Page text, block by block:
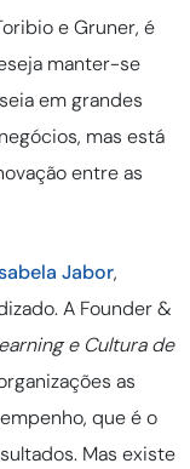
e Gruner, é
manter-se
em grandes
mas está
entre as
Jabor,
A Founder &
e Cultura de
as
que é o
Mas existe